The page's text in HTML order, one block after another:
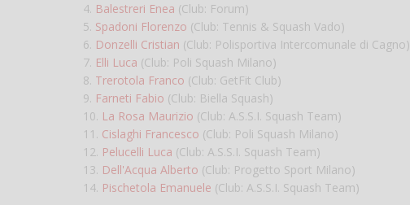
4. Balestreri Enea (Club: Forum)
5. Spadoni Florenzo (Club: Tennis & Squash Vado)
6. Donzelli Cristian (Club: Polisportiva Intercomunale di Cagno)
7. Elli Luca (Club: Poli Squash Milano)
8. Trerotola Franco (Club: GetFit Club)
9. Farneti Fabio (Club: Biella Squash)
10. La Rosa Maurizio (Club: A.S.S.I. Squash Team)
11. Cislaghi Francesco (Club: Poli Squash Milano)
12. Pelucelli Luca (Club: A.S.S.I. Squash Team)
13. Dell'Acqua Alberto (Club: Progetto Sport Milano)
14. Pischetola Emanuele (Club: A.S.S.I. Squash Team)